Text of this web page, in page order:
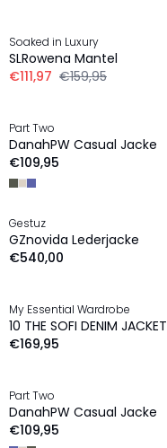
Soaked in Luxury
SLRowena Mantel
€111,97 €159,95
NEU
Part Two
DanahPW Casual Jacke
€109,95
NEU
Gestuz
GZnovida Lederjacke
€540,00
NEU
My Essential Wardrobe
10 THE SOFI DENIM JACKET
€169,95
NEU
Part Two
DanahPW Casual Jacke
€109,95